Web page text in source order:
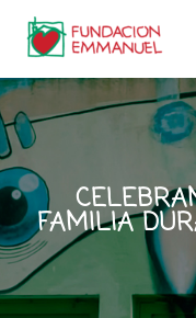
FAMILIA